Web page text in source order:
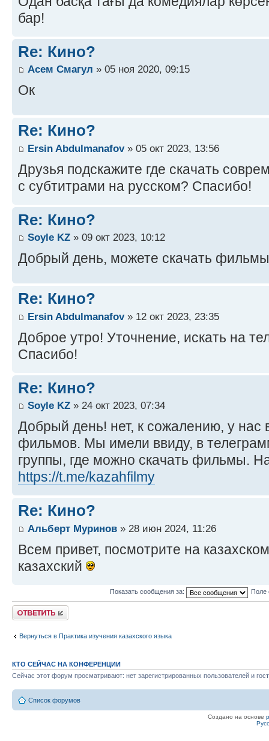
бар!
Re: Кино?
Асем Смагул » 05 ноя 2020, 09:15
Ок
Re: Кино?
Ersin Abdulmanafov» 05 окт 2023, 13:56
Друзья подскажите где скачать
с субтитрами на русском? Спасибо!
Re: Кино?
Soyle KZ » 09 окт 2023, 10:12
Добрый день, можете скачать
Re: Кино?
Ersin Abdulmanafov» 12 окт 2023, 23:35
Доброе утро! Уточнение, искать на
Спасибо!
Re: Кино?
Soyle KZ » 24 окт 2023, 07:34
Добрый день! нет, к сожалению, у нас
фильмов. Мы имели ввиду, в
группы, где можно скачать фильмы.
https://t.me/kazahfilmy
Re: Кино?
Альберт Муринов » 28 июн 2024, 11:26
Всем привет, посмотрите на
казахский
Показать сообщения за: Поле
Ответить
Вернуться в Практика изучения казахского языка
КТО СЕЙЧАС НА КОНФЕРЕНЦИИ
Сейчас этот форум просматривают: нет зарегистрированных пользователей и
Список форумов
Создано на основе